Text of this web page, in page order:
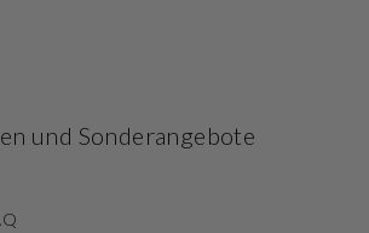
und Sonderangebote